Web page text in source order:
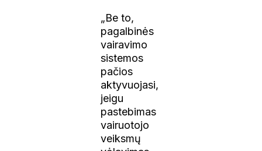
„Be to,
pagalbinės
vairavimo
sistemos
pačios
aktyvuojasi,
jeigu
pastebimas
vairuotojo
veiksmų